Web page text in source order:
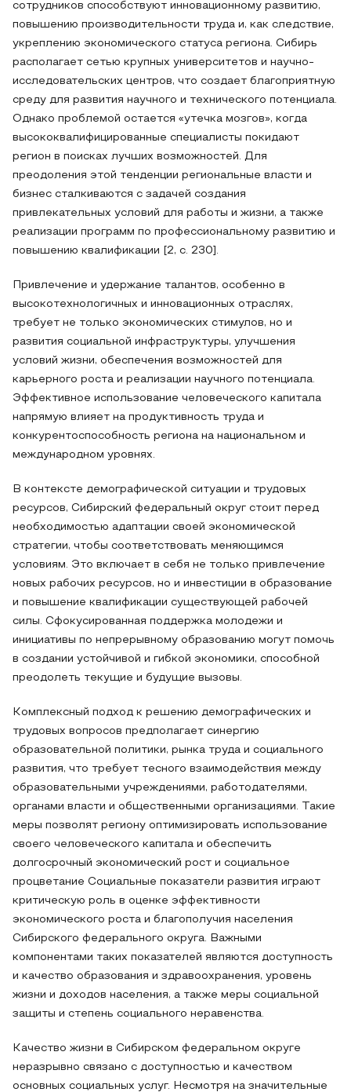
сотрудников способствуют инновационному развитию,
повышению производительности труда и, как следствие,
укреплению экономического статуса региона. Сибирь
располагает сетью крупных университетов и научно-
исследовательских центров, что создает благоприятную
среду для развития научного и технического потенциала.
Однако проблемой остается «утечка мозгов», когда
высококвалифицированные специалисты покидают
регион в поисках лучших возможностей. Для
преодоления этой тенденции региональные власти и
бизнес сталкиваются с задачей создания
привлекательных условий для работы и жизни, а также
реализации программ по профессиональному развитию и
повышению квалификации [2, c. 230].
Привлечение и удержание талантов, особенно в
высокотехнологичных и инновационных отраслях,
требует не только экономических стимулов, но и
развития социальной инфраструктуры, улучшения
условий жизни, обеспечения возможностей для
карьерного роста и реализации научного потенциала.
Эффективное использование человеческого капитала
напрямую влияет на продуктивность труда и
конкурентоспособность региона на национальном и
международном уровнях.
В контексте демографической ситуации и трудовых
ресурсов, Сибирский федеральный округ стоит перед
необходимостью адаптации своей экономической
стратегии, чтобы соответствовать меняющимся
условиям. Это включает в себя не только привлечение
новых рабочих ресурсов, но и инвестиции в образование
и повышение квалификации существующей рабочей
силы. Сфокусированная поддержка молодежи и
инициативы по непрерывному образованию могут помочь
в создании устойчивой и гибкой экономики, способной
преодолеть текущие и будущие вызовы.
Комплексный подход к решению демографических и
трудовых вопросов предполагает синергию
образовательной политики, рынка труда и социального
развития, что требует тесного взаимодействия между
образовательными учреждениями, работодателями,
органами власти и общественными организациями. Такие
меры позволят региону оптимизировать использование
своего человеческого капитала и обеспечить
долгосрочный экономический рост и социальное
процветание Социальные показатели развития играют
критическую роль в оценке эффективности
экономического роста и благополучия населения
Сибирского федерального округа. Важными
компонентами таких показателей являются доступность
и качество образования и здравоохранения, уровень
жизни и доходов населения, а также меры социальной
защиты и степень социального неравенства.
Качество жизни в Сибирском федеральном округе
неразрывно связано с доступностью и качеством
основных социальных услуг. Несмотря на значительные